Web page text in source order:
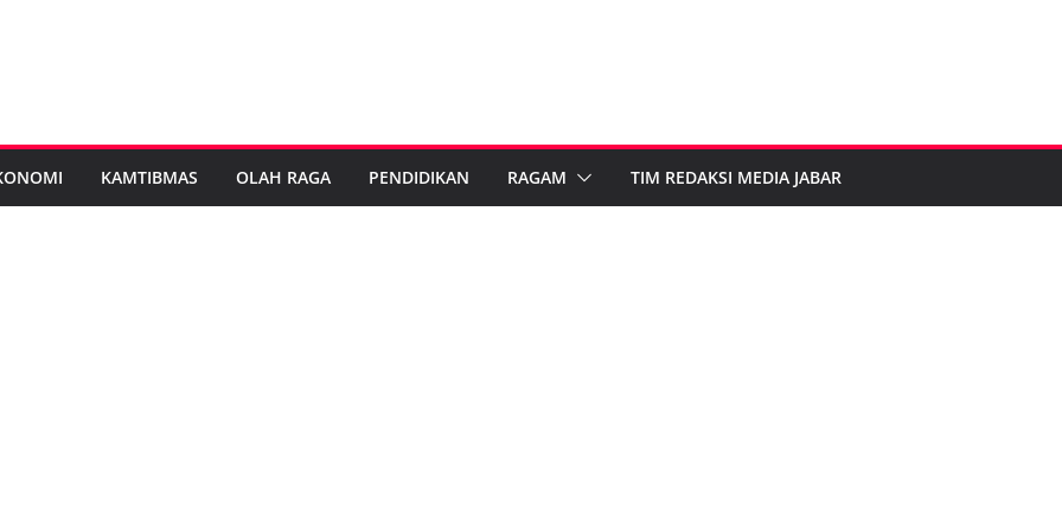
KAMTIBMAS OLAH RAGA PENDIDIKAN RAGAM TIM REDAKSI MEDIA JABAR